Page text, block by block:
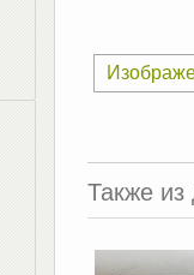
Также из